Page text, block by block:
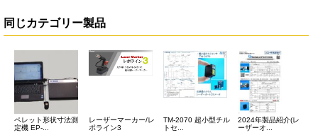
同じカテゴリー製品
ペレット形状寸法測
定機 EP-...
レーザーマーカー/レ
ポライン3
TM-2070 超小型チル
トセ...
2024年製品紹介(レ
ーザーオ...